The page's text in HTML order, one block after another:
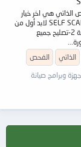
الذاتي هي اخر خيار
نقوم به بعد فشلنا في كل الحلول السابقة للقيام بــــــSELF SCAN لابد أول من
القيام بالامور التاليه 1-فحص الهدود ولابد أن تكون سليمة 2-تصليح جميع
الذاتي
الفحص
وبرامج صيانة